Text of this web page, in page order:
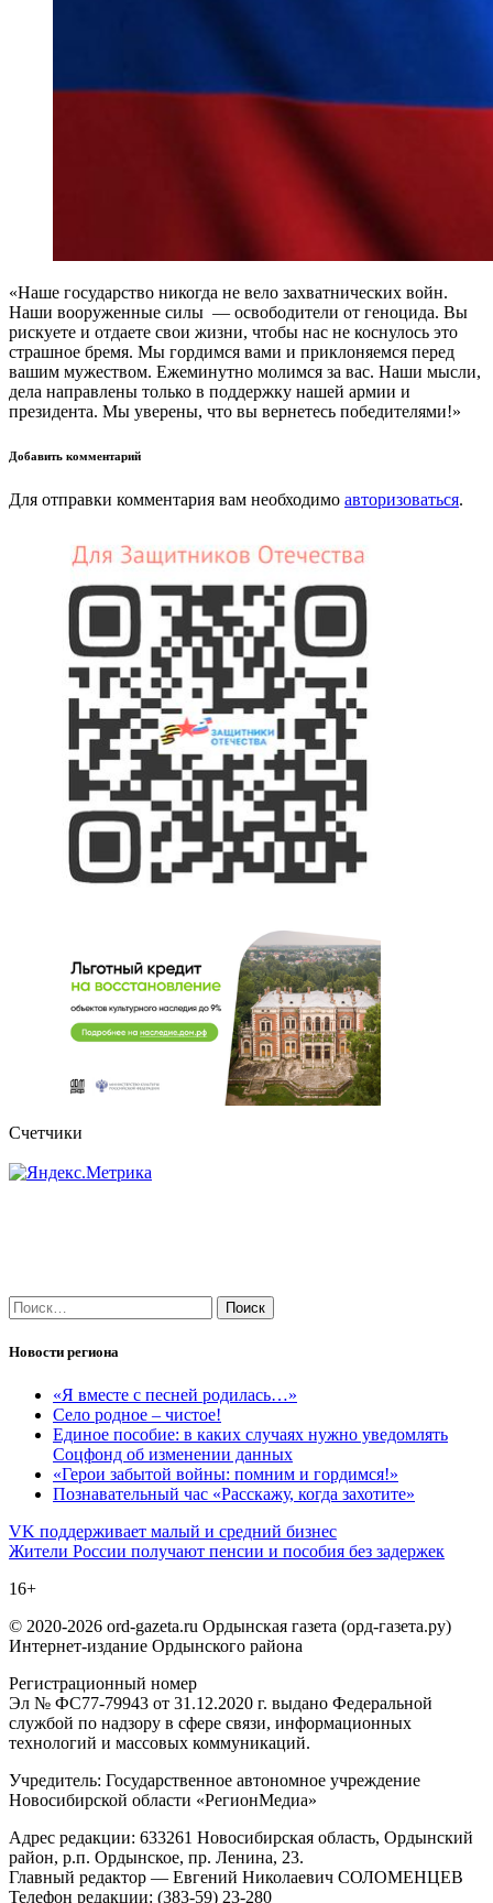
«Наше государство никогда не вело захватнических войн.
Наши вооруженные силы — освободители от геноцида. Вы
рискуете и отдаете свои жизни, чтобы нас не коснулось это
страшное бремя. Мы гордимся вами и приклоняемся перед
вашим мужеством. Ежеминутно молимся за вас. Наши мысли,
дела направлены только в поддержку нашей армии и
президента. Мы уверены, что вы вернетесь победителями!»
Добавить комментарий
Для отправки комментария вам необходимо авторизоваться.
Счетчики
Найти:
Новости региона
«Я вместе с песней родилась…»
Село родное – чистое!
Единое пособие: в каких случаях нужно уведомлять
Соцфонд об изменении данных
«Герои забытой войны: помним и гордимся!»
Познавательный час «Расскажу, когда захотите»
Навигация
по
записям
VK поддерживает малый и средний бизнес
Жители России получают пенсии и пособия без задержек
16+
© 2020-2026 ord-gazeta.ru Ордынская газета (орд-газета.ру)
Интернет-издание Ордынского района
Регистрационный номер
Эл № ФС77-79943 от 31.12.2020 г. выдано Федеральной
службой по надзору в сфере связи, информационных
технологий и массовых коммуникаций.
Учредитель: Государственное автономное учреждение
Новосибирской области «РегионМедиа»
Адрес редакции: 633261 Новосибирская область, Ордынский
район, р.п. Ордынское, пр. Ленина, 23.
Главный редактор — Евгений Николаевич СОЛОМЕНЦЕВ
Телефон редакции: (383-59) 23-280